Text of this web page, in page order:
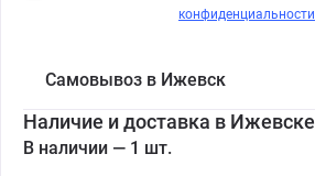
конфиденциальности
Самовывоз в Ижевск
Наличие и доставка в Ижевске
В наличии — 1 шт.